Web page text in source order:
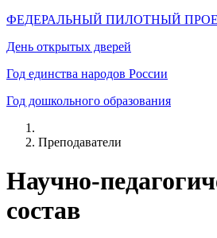
ФЕДЕРАЛЬНЫЙ ПИЛОТНЫЙ
День открытых дверей
Год единства народов России
Год дошкольного образования
Преподаватели
Научно-
состав